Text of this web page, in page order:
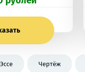
Эссе Чертёж